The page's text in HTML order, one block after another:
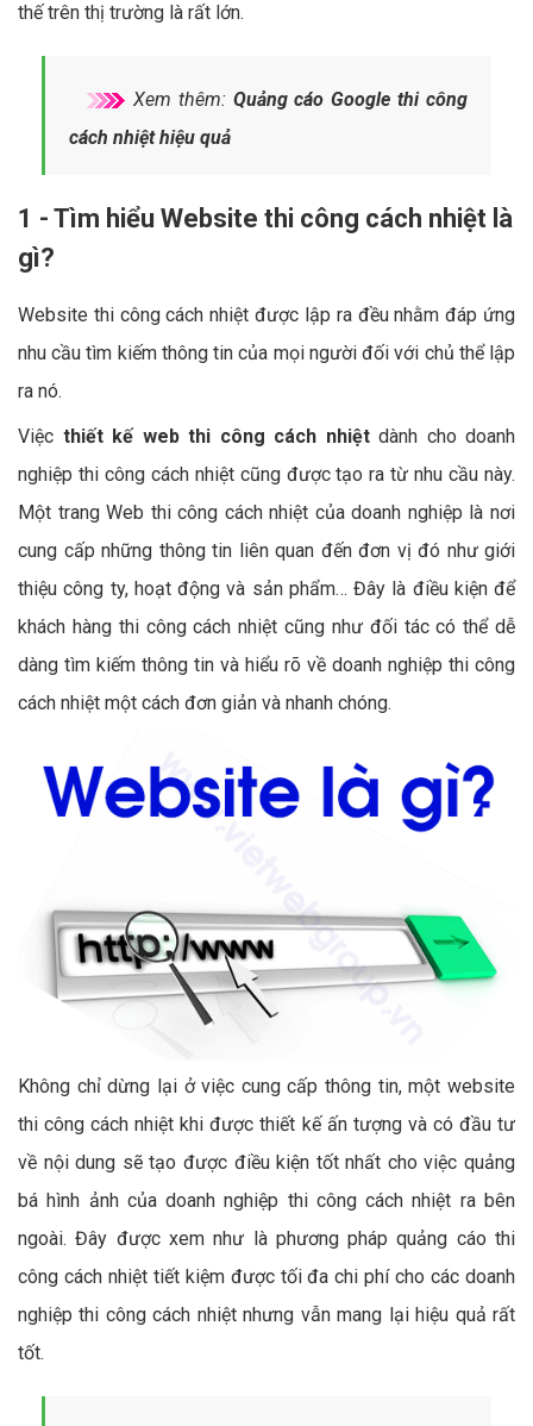
thế trên thị trường là rất lớn.
Xem thêm: Quảng cáo Google thi công
cách nhiệt hiệu quả
1 - Tìm hiểu Website thi công cách nhiệt là
gì?
Website thi công cách nhiệt được lập ra đều nhằm đáp ứng
nhu cầu tìm kiếm thông tin của mọi người đối với chủ thể lập
ra nó.
Việc thiết kế web thi công cách nhiệtdành cho doanh
nghiệp thi công cách nhiệt cũng được tạo ra từ nhu cầu này.
Một trang Web thi công cách nhiệt của doanh nghiệp là nơi
cung cấp những thông tin liên quan đến đơn vị đó như giới
thiệu công ty, hoạt động và sản phẩm… Đây là điều kiện để
khách hàng thi công cách nhiệt cũng như đối tác có thể dễ
dàng tìm kiếm thông tin và hiểu rõ về doanh nghiệp thi công
cách nhiệt một cách đơn giản và nhanh chóng.
Không chỉ dừng lại ở việc cung cấp thông tin, một website
thi công cách nhiệt khi được thiết kế ấn tượng và có đầu tư
về nội dung sẽ tạo được điều kiện tốt nhất cho việc quảng
bá hình ảnh của doanh nghiệp thi công cách nhiệt ra bên
ngoài. Đây được xem như là phương pháp quảng cáo thi
công cách nhiệt tiết kiệm được tối đa chi phí cho các doanh
nghiệp thi công cách nhiệt nhưng vẫn mang lại hiệu quả rất
tốt.